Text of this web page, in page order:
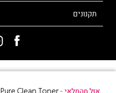
Pure Clean Toner
תקנונים